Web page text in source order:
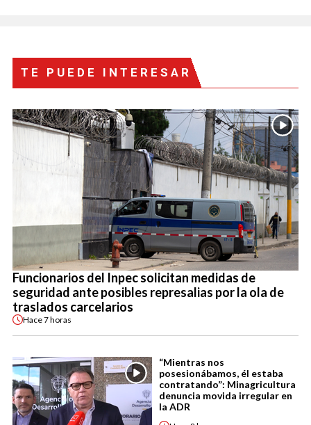
TE PUEDE INTERESAR
Funcionarios del Inpec solicitan medidas de
seguridad ante posibles represalias por la ola de
traslados carcelarios
Hace7 horas
“Mientras nos
posesionábamos, él estaba
contratando”: Minagricultura
denuncia movida irregular en
la ADR